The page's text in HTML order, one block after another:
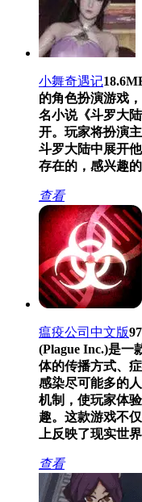
小舞奇遇记
的角色扮演游戏
名小说《斗罗大
开。玩家将扮演
斗罗大陆中展开
存在的，感兴趣
查看
瘟疫公司中文版
(Plague Inc.)是一
体的传播方式、
感染尽可能多的
机制，使玩家体
趣。这款游戏不
上反映了现实世
查看